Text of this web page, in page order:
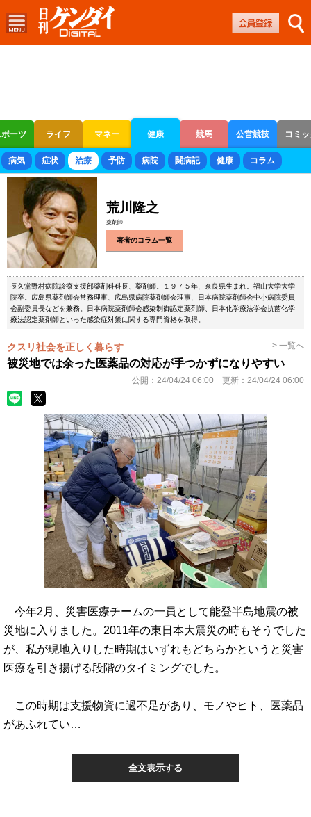
ーツ ライフ マネー 健康 競馬 公営競技 コミ
ボートレース 競輪 オートレース
病気 症状 治療 予防 病院 闘病記 健康 コラム
荒川隆之
薬剤師
著者のコラム一覧
長久堂野村病院診療支援部薬剤科科長、薬剤師。１９７５年、奈良県生まれ。福山大学大学
院卒。広島県薬剤師会常務理事、広島県病院薬剤師会理事、日本病院薬剤師会中小病院委員
会副委員長などを兼務。日本病院薬剤師会感染制御認定薬剤師、日本化学療法学会抗菌化学
療法認定薬剤師といった感染症対策に関する専門資格を取得。
クスリ社会を正しく暮らす > 一覧へ
被災地では余った医薬品の対応が手つかずになりやすい
公開： 24/04/24 06:00 更新： 24/04/24 06:00
今年2月、災害医療チームの一員として能登半島地震の被
災地に入りました。2011年の東日本大震災の時もそうでした
が、私が現地入りした時期はいずれもどちらかというと災害
医療を引き揚げる段階のタイミングでした。
この時期は支援物資に過不足があり、モノやヒト、医薬品
があふれてい…
全文表示する